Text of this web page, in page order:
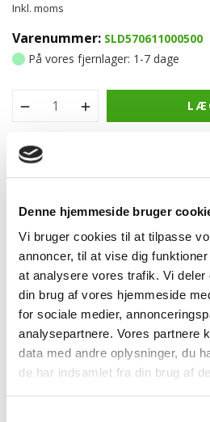
Denne hjemmeside bruger
Vi bruger cookies til at tilpasse
annoncer, til at vise dig
at analysere vores trafik. Vi deler
din brug af vores hjemmeside
for sociale medier,
analysepartnere. Vores partnere
data med andre oplysninger, du
de har indsamlet fra din brug af
Led driver, 12V,
Type:
Led strømforsyning
Indgangsfrekvens:50Hz
Indgangsstrøm: <0,7A
Indgangseffekt:<120W
Effektivitet: ≥ 85%
Kørselsstrøm:<75A
PF:≥ 0,9
Udgangsspænding:12V ± 5%
Udgangsstrømområde: 0-8,33A
Inkl. moms
Varenummer: SLD570611000500
På vores fjernlager: 1-7 dage